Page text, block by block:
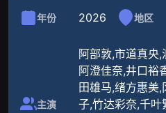
年份 2026 地区
主演
阿部敦,市道真央
阿澄佳奈,井口裕
田雄马,绪方惠美
子,竹达彩奈,千叶